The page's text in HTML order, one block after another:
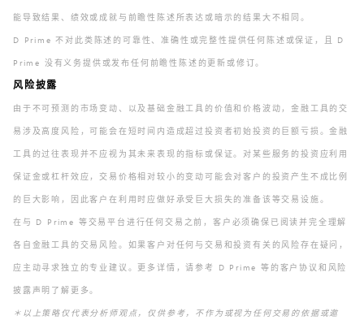
能导致结果、绩效或成就与前瞻性陈述所表达或暗示的结果大不相同。
D Prime 不对此类陈述的可靠性、准确性或完整性提供任何陈述或保证，且 D
Prime 没有义务提供或发布任何前瞻性陈述的更新或修订。
风险披露
由于不可预测的市场变动、以及基础金融工具的价值和价格波动，金融工具的交
易涉及高度风险，可能会在短时间内造成超过投资者初始投资的巨额亏损。金融
工具的过往表现并不应视为其未来表现的指标或保证。对某些服务的投资应利用
保证金或杠杆效应，交易价格相对较小的变动可能会对客户的投资产生不成比例
的巨大影响，因此客户在利用时应做好承受巨大损失的准备该等交易设施。
在与 D Prime 等交易平台进行任何交易之前，客户必须确保已阅读并完全理解
各自金融工具的交易风险。如果客户对任何与交易和投资有关的风险存在疑问，
应主动寻求独立的专业建议。更多详情，请参考 D Prime 等的客户协议和风险
披露声明了解更多。
＊以上策略仅代表分析师观点，仅供参考，不作为或视为任何交易的依据或邀